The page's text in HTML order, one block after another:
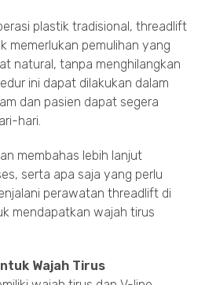
plastik tradisional, threadlift
memerlukan pemulihan yang
natural, tanpa menghilangkan
ini dapat dilakukan dalam
dan pasien dapat segera
hari.
membahas lebih lanjut
serta apa saja yang perlu
perawatan threadlift di
mendapatkan wajah tirus
Wajah Tirus